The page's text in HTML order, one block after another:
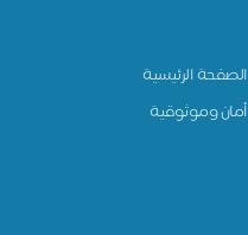
الصفحة الرئيسية
أمان وموثوقية